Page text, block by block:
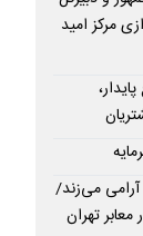
مرکز امید
می‌زند/
تهران